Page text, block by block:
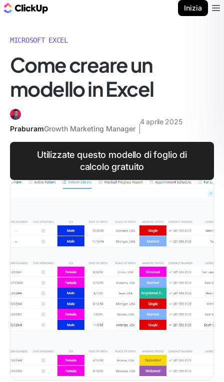
Inizia
MICROSOFT EXCEL
Come creare un
modello in Excel
PraburamGrowth Marketing Manager
4 aprile 2025
Utilizzate questo modello di foglio di
calcolo gratuito